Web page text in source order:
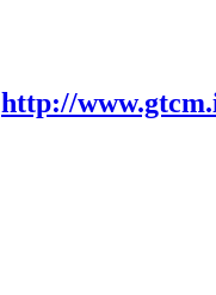
http://